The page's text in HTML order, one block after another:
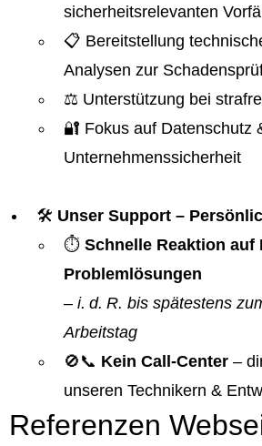
sicherheitsrelevanten
📋 Bereitstellung
Analysen zur
⚖️ Unterstützung bei
🔐 Fokus auf Datenschutz
Unternehmenssicherheit
🛠️ Unser Support –
⏱️ Schnelle Reaktion auf
Problemlösungen
– i. d. R. bis spätestens
Arbeitstag
🚫📞 Kein Call-Center –
unseren Technikern &
Referenzen